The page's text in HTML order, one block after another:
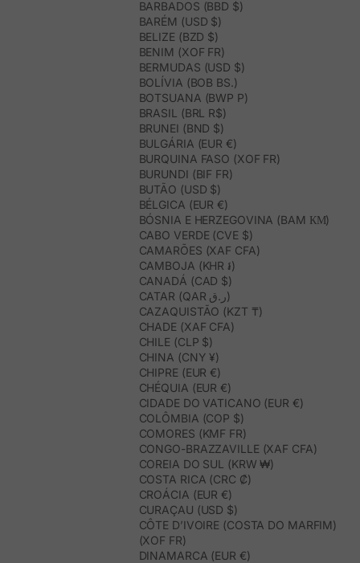
BARBADOS (BBD $)
BARÉM (USD $)
BELIZE (BZD $)
BENIM (XOF FR)
BERMUDAS (USD $)
BOLÍVIA (BOB BS.)
BOTSUANA (BWP P)
BRASIL (BRL R$)
BRUNEI (BND $)
BULGÁRIA (EUR €)
BURQUINA FASO (XOF FR)
BURUNDI (BIF FR)
BUTÃO (USD $)
BÉLGICA (EUR €)
BÓSNIA E HERZEGOVINA (BAM КМ)
CABO VERDE (CVE $)
CAMARÕES (XAF CFA)
CAMBOJA (KHR ៛)
CANADÁ (CAD $)
CATAR (QAR ر.ق)
CAZAQUISTÃO (KZT ₸)
CHADE (XAF CFA)
CHILE (CLP $)
CHINA (CNY ¥)
CHIPRE (EUR €)
CHÉQUIA (EUR €)
CIDADE DO VATICANO (EUR €)
COLÔMBIA (COP $)
COMORES (KMF FR)
CONGO-BRAZZAVILLE (XAF CFA)
COREIA DO SUL (KRW ₩)
COSTA RICA (CRC ₡)
CROÁCIA (EUR €)
CURAÇAU (USD $)
CÔTE D’IVOIRE (COSTA DO MARFIM)
(XOF FR)
DINAMARCA (EUR €)